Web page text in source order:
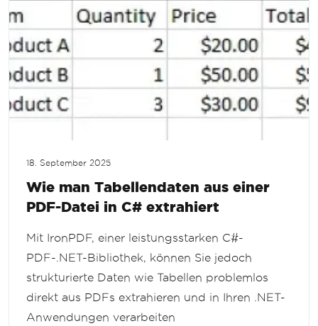
18. September 2025
Wie man Tabellendaten aus einer
PDF-Datei in C# extrahiert
Mit IronPDF, einer leistungsstarken C#-
PDF-.NET-Bibliothek, können Sie jedoch
strukturierte Daten wie Tabellen problemlos
direkt aus PDFs extrahieren und in Ihren .NET-
Anwendungen verarbeiten